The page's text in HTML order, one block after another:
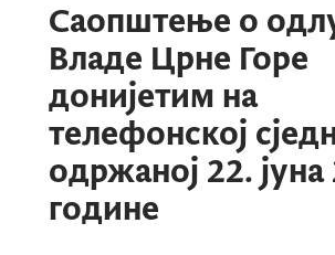
Саопштење о
Владе Црне Горе
донијетим на
телефонској
одржаној 22.
године